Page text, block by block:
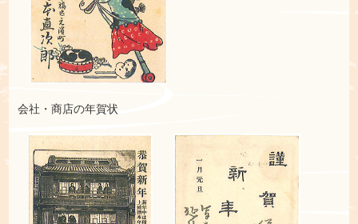
会社・商店の年賀状